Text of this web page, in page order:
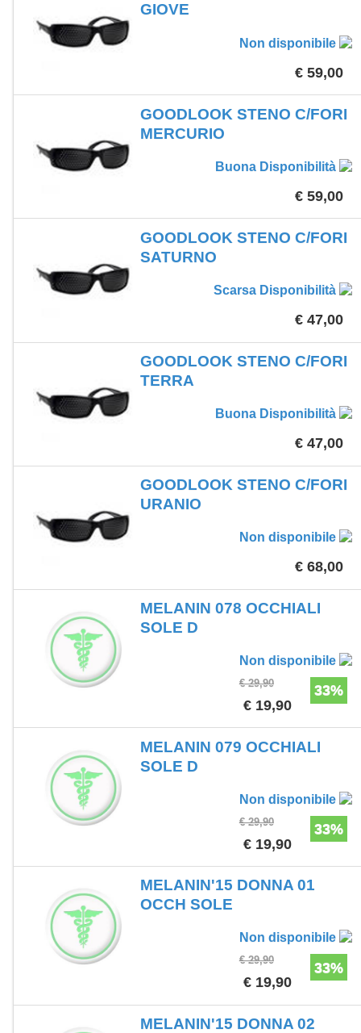
GIOVE
Non disponibile
€ 59,00
GOODLOOK STENO C/FORI
MERCURIO
Buona Disponibilità
€ 59,00
GOODLOOK STENO C/FORI
SATURNO
Scarsa Disponibilità
€ 47,00
GOODLOOK STENO C/FORI
TERRA
Buona Disponibilità
€ 47,00
GOODLOOK STENO C/FORI
URANIO
Non disponibile
€ 68,00
MELANIN 078 OCCHIALI
SOLE D
Non disponibile
33%
€ 29,90
€ 19,90
MELANIN 079 OCCHIALI
SOLE D
Non disponibile
33%
€ 29,90
€ 19,90
MELANIN'15 DONNA 01
OCCH SOLE
Non disponibile
33%
€ 29,90
€ 19,90
MELANIN'15 DONNA 02